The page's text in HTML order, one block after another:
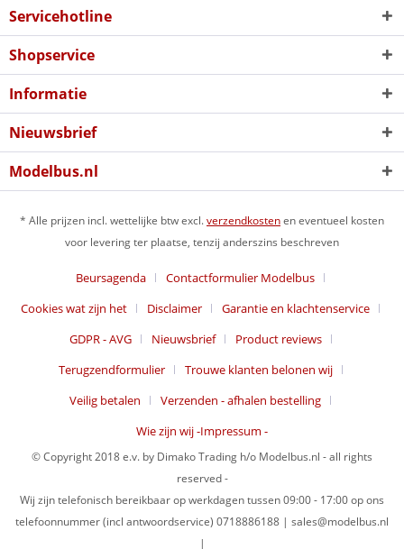
Servicehotline
Shopservice
Informatie
Nieuwsbrief
Modelbus.nl
* Alle prijzen incl. wettelijke btw excl.verzendkostenen eventueel kosten
voor levering ter plaatse, tenzij anderszins beschreven
Beursagenda
Contactformulier Modelbus
Cookies wat zijn het
Disclaimer
Garantie en klachtenservice
GDPR - AVG
Nieuwsbrief
Product reviews
Terugzendformulier
Trouwe klanten belonen wij
Veilig betalen
Verzenden - afhalen bestelling
Wie zijn wij -Impressum -
© Copyright 2018 e.v. by Dimako Trading h/o Modelbus.nl - all rights
reserved -
Wij zijn telefonisch bereikbaar op werkdagen tussen 09:00 - 17:00 op ons
telefoonnummer (incl antwoordservice) 0718886188 | sales@modelbus.nl
|